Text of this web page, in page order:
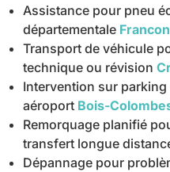
Assistance pour pneu
départementale
Transport de véhicule
technique ou révision
Intervention sur
aéroport Bois-
Remorquage planifié
transfert longue
Dépannage pour